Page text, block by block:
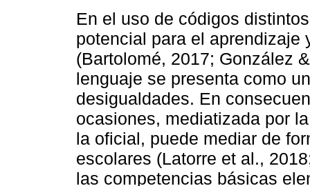
En el uso de códigos
potencial para el aprendizaje
(Bartolomé, 2017; González
lenguaje se presenta como
desigualdades. En
ocasiones, mediatizada por
la oficial, puede mediar de
escolares (Latorre et al.,
las competencias básicas